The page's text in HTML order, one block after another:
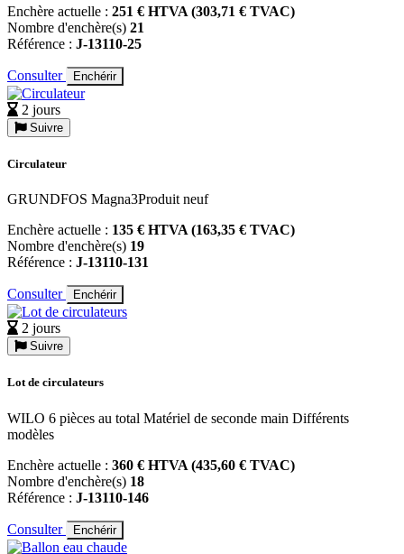
Enchère actuelle : 251 € HTVA (303,71 € TVAC)
Nombre d'enchère(s) 21
Référence : J-13110-25
Consulter Enchérir
2 jours
Suivre
Circulateur
GRUNDFOS Magna3Produit neuf
Enchère actuelle : 135 € HTVA (163,35 € TVAC)
Nombre d'enchère(s) 19
Référence : J-13110-131
Consulter Enchérir
2 jours
Suivre
Lot de circulateurs
WILO 6 pièces au total Matériel de seconde main Différents
modèles
Enchère actuelle : 360 € HTVA (435,60 € TVAC)
Nombre d'enchère(s) 18
Référence : J-13110-146
Consulter Enchérir